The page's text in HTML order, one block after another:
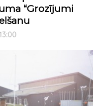
“Grozījumi